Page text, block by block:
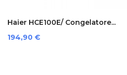
Haier HCE100E/ Congelatore...
Prezzo
194,90 €